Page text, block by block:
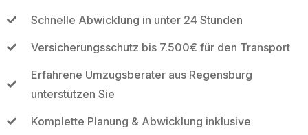
Schnelle Abwicklung in unter 24 Stunden
Versicherungsschutz bis 7.500€ für den Transport
Erfahrene Umzugsberater aus Regensburg
unterstützen Sie
Komplette Planung & Abwicklung inklusive